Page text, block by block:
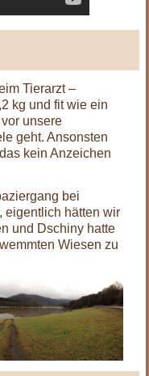
Tierarzt –
kg und fit wie ein
unsere
geht. Ansonsten
kein Anzeichen
bei
eigentlich hätten wir
und Dschiny hatte
Wiesen zu